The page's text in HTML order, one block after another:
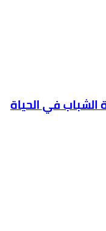
في الحياة